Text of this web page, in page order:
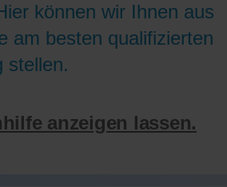
können wir Ihnen aus
am besten qualifizierten
stellen.
anzeigen lassen.